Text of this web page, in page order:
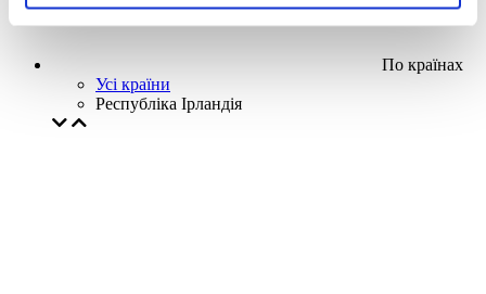
По країнах
Усі країни
Республіка Ірландія